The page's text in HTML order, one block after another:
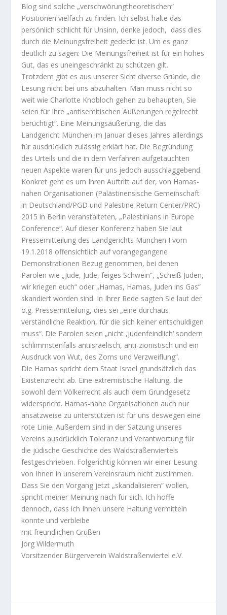
Blog sind solche „verschwörungtheoretischen“
Positionen vielfach zu finden. Ich selbst halte das
persönlich schlicht für Unsinn, denke jedoch, dass dies
durch die Meinungsfreiheit gedeckt ist. Um es ganz
deutlich zu sagen: Die Meinungsfreiheit ist für ein hohes
Gut, das es uneingeschränkt zu schützen gilt.
Trotzdem gibt es aus unserer Sicht diverse Gründe, die
Lesung nicht bei uns abzuhalten. Man muss nicht so
weit wie Charlotte Knobloch gehen zu behaupten, Sie
seien für Ihre „antisemitischen Äußerungen regelrecht
berüchtigt“. Eine Meinungsäußerung, die das
Landgericht München im Januar dieses Jahres allerdings
für ausdrücklich zulässig erklärt hat. Die Begründung
des Urteils und die in dem Verfahren aufgetauchten
neuen Aspekte waren für uns jedoch ausschlaggebend.
Konkret geht es um Ihren Auftritt auf der, von Hamas-
nahen Organisationen (Palästinensische Gemeinschaft
in Deutschland/PGD und Palestine Return Center/PRC)
2015 in Berlin veranstalteten, „Palestinians in Europe
Conference“. Auf dieser Konferenz haben Sie laut
Pressemitteilung des Landgerichts München I vom
19.1.2018 offensichtlich auf vorangegangene
Demonstrationen Bezug genommen, bei denen
Parolen wie „Jude, Jude, feiges Schwein“, „Scheiß Juden,
wir kriegen euch“ oder „Hamas, Hamas, Juden ins Gas“
skandiert worden sind. In Ihrer Rede sagten Sie laut der
o.g. Pressemitteilung, dies sei „eine durchaus
verständliche Reaktion, für die sich keiner entschuldigen
muss“. Die Parolen seien „nicht ,judenfeindlich‘ sondern
schlimmstenfalls antiisraelisch, anti-zionistisch und ein
Ausdruck von Wut, des Zorns und Verzweiflung“.
Die Hamas spricht dem Staat Israel grundsätzlich das
Existenzrecht ab. Eine extremistische Haltung, die
sowohl dem Völkerrecht als auch dem Grundgesetz
widerspricht. Hamas-nahe Organisationen auch nur
ansatzweise zu unterstützen ist für uns deswegen eine
rote Linie. Außerdem sind in der Satzung unseres
Vereins ausdrücklich Toleranz und Verantwortung für
die jüdische Geschichte des Waldstraßenviertels
festgeschrieben. Folgerichtig können wir einer Lesung
von Ihnen in unserem Vereinsraum nicht zustimmen.
Dass Sie den Vorgang jetzt „skandalisieren“ wollen,
spricht meiner Meinung nach für sich. Ich hoffe
dennoch, dass ich Ihnen unsere Haltung vermitteln
konnte und verbleibe
mit freundlichen Grüßen
Jörg Wildermuth
Vorsitzender Bürgerverein Waldstraßenviertel e.V.